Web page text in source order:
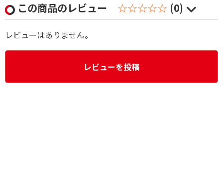
この商品のレビュー ☆☆☆☆☆ (0)
レビューはありません。
レビューを投稿